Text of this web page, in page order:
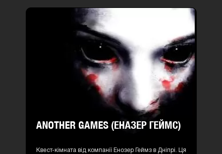
ANOTHER GAMES (ЕНАЗЕР ГЕЙМС)
Квест-кімната від компанії Енозер Геймз в Дніпрі. Ця